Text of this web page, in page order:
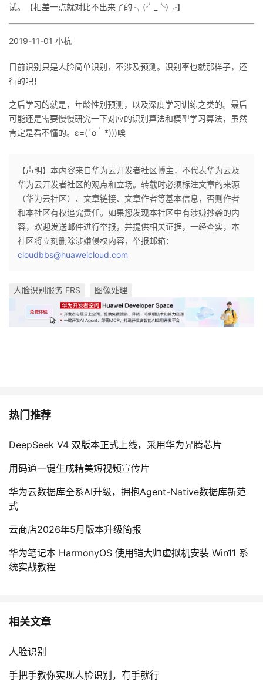
试。【相差一点就对比不出来了的 ╮(╯_╰)╭】
2019-11-01 小杭
目前识别只是人脸简单识别，不涉及预测。识别率也就那样子，还
行的吧！
之后学习的就是，年龄性别预测，以及深度学习训练之类的。最后
可能还是需要慢慢研究一下对应的识别算法和模型学习算法，虽然
肯定是看不懂的。ε=(´ο｀*)))唉
【声明】本内容来自华为云开发者社区博主，不代表华为云及
华为云开发者社区的观点和立场。转载时必须标注文章的来源
（华为云社区）、文章链接、文章作者等基本信息，否则作者
和本社区有权追究责任。如果您发现本社区中有涉嫌抄袭的内
容，欢迎发送邮件进行举报，并提供相关证据，一经查实，本
社区将立刻删除涉嫌侵权内容，举报邮箱：
cloudbbs@huaweicloud.com
人脸识别服务 FRS 图像处理
热门推荐
DeepSeek V4 双版本正式上线，采用华为昇腾芯片
用码道一键生成精美短视频宣传片
华为云数据库全系AI升级，拥抱Agent-Native数据库新范
式
云商店2026年5月版本升级简报
华为笔记本 HarmonyOS 使用铠大师虚拟机安装 Win11 系
统实战教程
相关文章
人脸识别
手把手教你实现人脸识别，有手就行